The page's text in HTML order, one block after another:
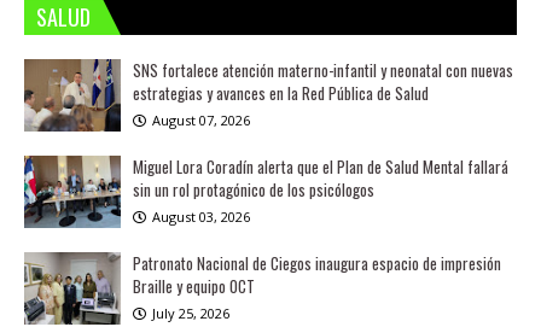
SALUD
SNS fortalece atención materno-infantil y neonatal con nuevas
estrategias y avances en la Red Pública de Salud
August 07, 2026
Miguel Lora Coradín alerta que el Plan de Salud Mental fallará
sin un rol protagónico de los psicólogos
August 03, 2026
Patronato Nacional de Ciegos inaugura espacio de impresión
Braille y equipo OCT
July 25, 2026